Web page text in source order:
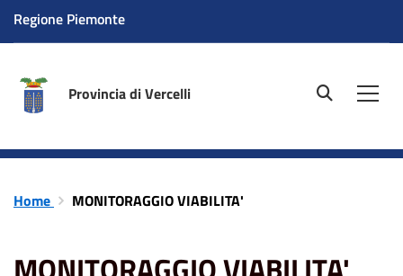
Regione Piemonte
Provincia di Vercelli site.searc
Home MONITORAGGIO VIABILITA'